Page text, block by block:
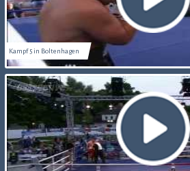
Kampf 5 in Boltenhagen